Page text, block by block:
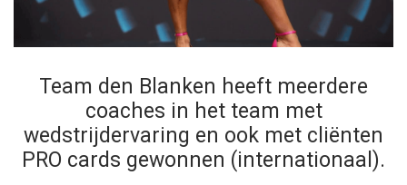
Team den Blanken heeft meerdere
coaches in het team met
wedstrijdervaring en ook met cliënten
PRO cards gewonnen (internationaal).